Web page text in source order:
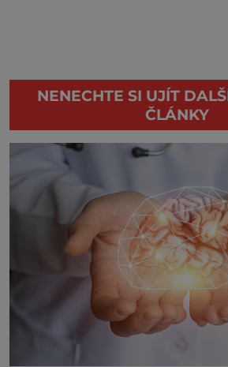
NENECHTE SI UJÍT
ČLÁNKY